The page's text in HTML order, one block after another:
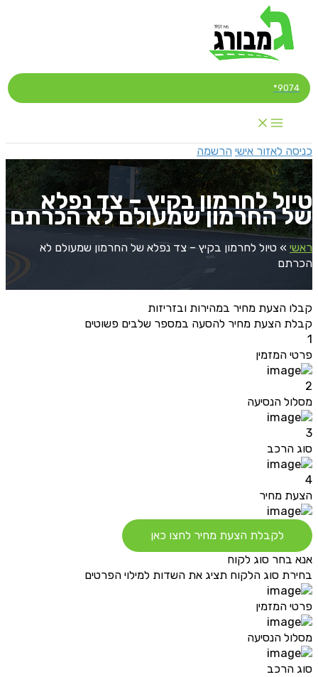
לתוכן
9074*
כניסה לאזור אישי הרשמה
טיול לחרמון בקיץ – צד נפלא
של החרמון שמעולם לא הכרתם
ראשי » טיול לחרמון בקיץ – צד נפלא של החרמון שמעולם לא
הכרתם
קבלו הצעת מחיר במהירות ובזריזות
קבלת הצעת מחיר להסעה במספר שלבים פשוטים
1
פרטי המזמין
2
מסלול הנסיעה
3
סוג הרכב
4
הצעת מחיר
לקבלת הצעת מחיר לחצו כאן
אנא בחר סוג לקוח
בחירת סוג הלקוח תציג את השדות למילוי הפרטים
פרטי המזמין
מסלול הנסיעה
סוג הרכב